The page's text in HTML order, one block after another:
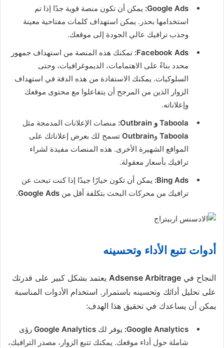
Google Ads: يمكن أن تكون منصة قوية جدًا إذا تم
استخدامها بحذر. يمكن استهداف كلمات مفتاحية معينة
وجذب ترافيك عالي الجودة إلى موقعك.
Facebook Ads: تمكنك هذه المنصة من استهداف جمهور
محدد بناءً على الاهتمامات، الديموغرافيات، وحتى
السلوكيات. يمكنك الاستفادة من هذه الدقة في استهداف
الزوار الذين من المرجح أن يتفاعلوا مع محتوى موقعك
وإعلاناته.
Taboola و Outbrain:
منصات الإعلانات المدمجة مثل
Taboola وOutbrain تسمح لك بعرض إعلاناتك على
المواقع الشهيرة الأخرى. هذه المنصات مفيدة لشراء
ترافيك بأسعار معقولة.
Bing Ads: يمكن أن تكون خيارًا جيدًا إذا كنت تبحث عن
ترافيك من محركات البحث بتكلفة أقل من Google Ads
.
أدوات تتبع الأداء وتحسينه
النجاح في Adsense Arbitrage يعتمد بشكل كبير على قدرتك
على تحليل أدائك وتحسينه باستمرار. استخدام الأدوات المناسبة
يمكن أن يساعدك في تحقيق هذا الهدف:
Google Analytics: يوفر لك Google Analytics رؤى
شاملة حول أداء موقعك. يمكنك تتبع الزوار، مصدر الترافيك،